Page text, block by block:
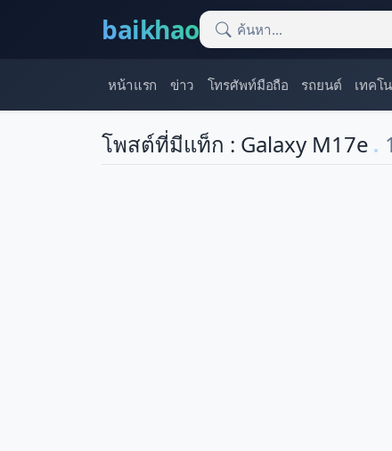
baikhao
หน้าแรก ข่าว โทรศัพท์มือถือ รถยนต์ เทคโ
โพสต์ที่มีแท็ก : Galaxy M17e